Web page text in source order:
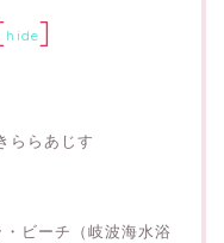
hide]
ららあじす
ビーチ（岐波海水浴